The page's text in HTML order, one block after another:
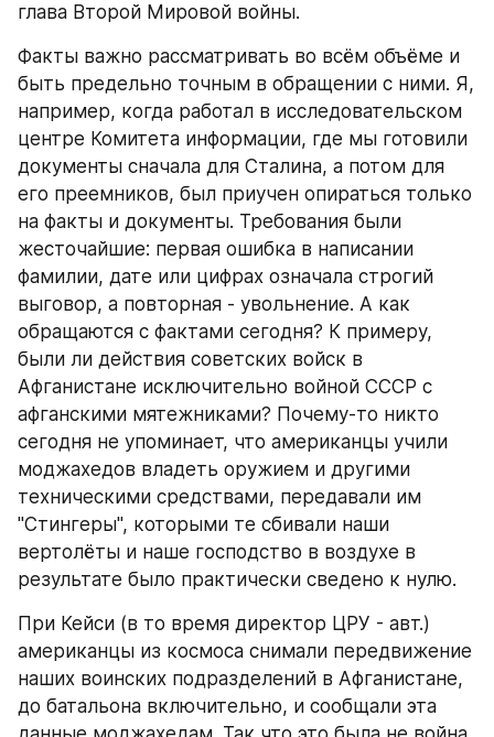
глава Второй Мировой войны.
Факты важно рассматривать во всём объёме и
быть предельно точным в обращении с ними. Я,
например, когда работал в исследовательском
центре Комитета информации, где мы готовили
документы сначала для Сталина, а потом для
его преемников, был приучен опираться только
на факты и документы. Требования были
жесточайшие: первая ошибка в написании
фамилии, дате или цифрах означала строгий
выговор, а повторная - увольнение. А как
обращаются с фактами сегодня? К примеру,
были ли действия советских войск в
Афганистане исключительно войной СССР с
афганскими мятежниками? Почему-то никто
сегодня не упоминает, что американцы учили
моджахедов владеть оружием и другими
техническими средствами, передавали им
"Стингеры", которыми те сбивали наши
вертолёты и наше господство в воздухе в
результате было практически сведено к нулю.
При Кейси (в то время директор ЦРУ - авт.)
американцы из космоса снимали передвижение
наших воинских подразделений в Афганистане,
до батальона включительно, и сообщали эта